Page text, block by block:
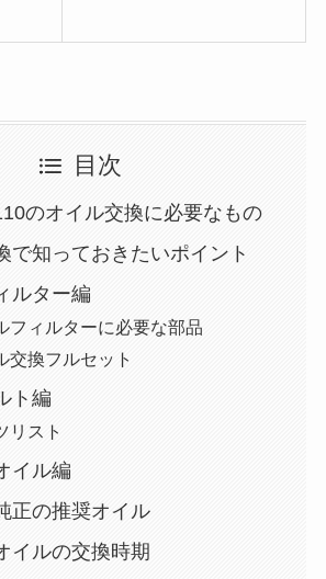
目次
のオイル交換に必要なもの
で知っておきたいポイント
ルター編
フィルターに必要な部品
交換フルセット
ト編
リスト
イル編
正の推奨オイル
イルの交換時期